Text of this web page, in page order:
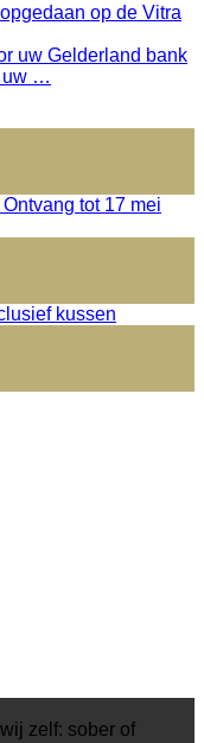
op de Vitra
uw Gelderland bank
uw …
tot 17 mei
kussen
zelf: sober of